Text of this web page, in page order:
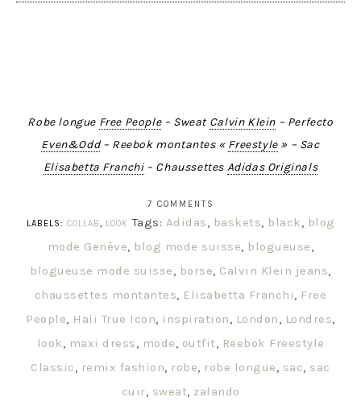
Robe longue Free People– Sweat Calvin Klein– Perfecto
Even&Odd– Reebok montantes « Freestyle» – Sac
Elisabetta Franchi– Chaussettes Adidas Originals
7 COMMENTS
LABELS: COLLAB, LOOK Tags: Adidas, baskets, black, blog
mode Genève, blog mode suisse, blogueuse,
blogueuse mode suisse, borse, Calvin Klein jeans,
chaussettes montantes, Elisabetta Franchi, Free
People, Hali True Icon, inspiration, London, Londres,
look, maxi dress, mode, outfit, Reebok Freestyle
Classic, remix fashion, robe, robe longue, sac, sac
cuir, sweat, zalando